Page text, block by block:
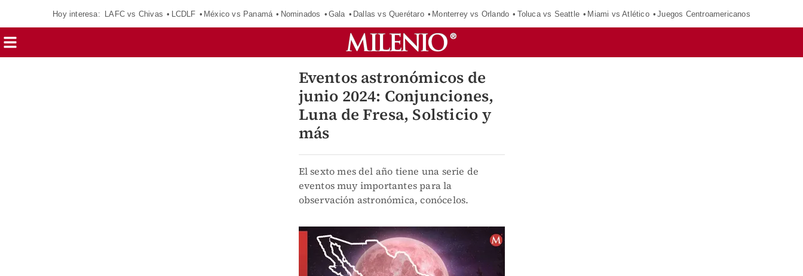
Hoy interesa: LAFC vs Chivas LCDLF México vs Panamá Nominados Gala Dallas vs Querétaro Monterrey vs Orlando Toluca vs Seattle Miami vs Atlético Juegos Centroamericanos
Eventos astronómicos de
junio 2024: Conjunciones,
Luna de Fresa, Solsticio y
más
El sexto mes del año tiene una serie de
eventos muy importantes para la
observación astronómica, conócelos.